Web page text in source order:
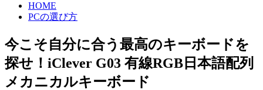
HOME
PCの選び方
今こそ自分に合う最高のキーボードを
探せ！iClever G03 有線RGB日本語配列
メカニカルキーボード